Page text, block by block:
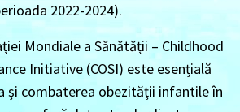
2022-2024).
Mondiale a Sănătății – Childhood
Initiative (COSI) este esențială
și combaterea obezității infantile în